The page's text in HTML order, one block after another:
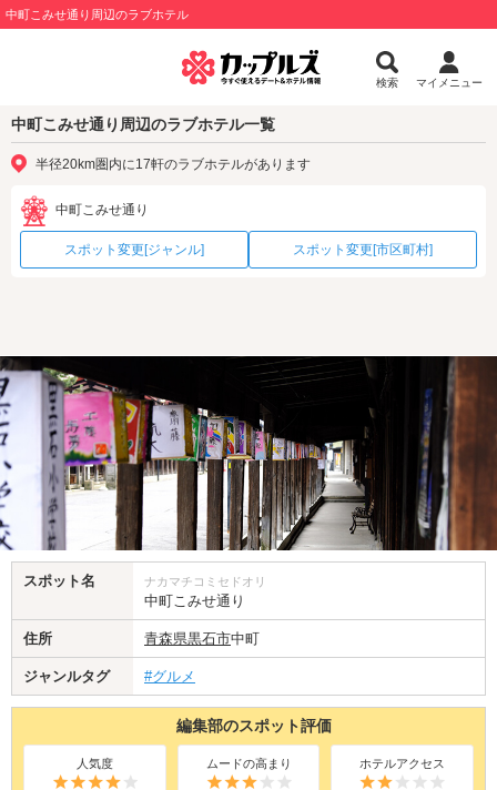
中町こみせ通り周辺のラブホテル
検索 マイメニュー
中町こみせ通り周辺のラブホテル一覧
半径20km圏内に17軒のラブホテルがあります
中町こみせ通り
スポット変更[ジャンル] スポット変更[市区町村]
スポット名 ナカマチコミセドオリ
中町こみせ通り
住所 青森県黒石市中町
ジャンルタグ #グルメ
編集部のスポット評価
人気度 ムードの高まり ホテルアクセス